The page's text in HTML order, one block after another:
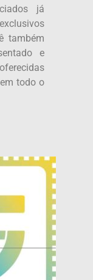
já
também
e
todo o